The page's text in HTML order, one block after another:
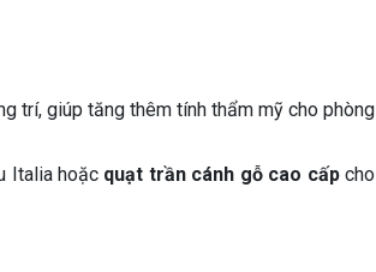
trí, giúp tăng thêm tính thẩm mỹ cho phòng
Italia hoặc quạt trần cánh gỗ cao cấpcho